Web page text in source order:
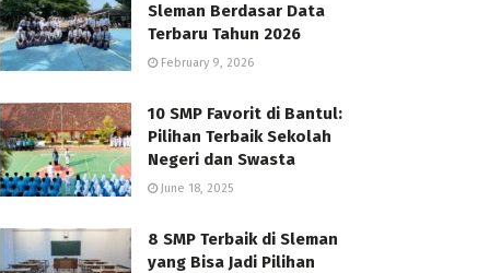
Sleman Berdasar Data
Terbaru Tahun 2026
February 9, 2026
10 SMP Favorit di Bantul:
Pilihan Terbaik Sekolah
Negeri dan Swasta
June 18, 2025
8 SMP Terbaik di Sleman
yang Bisa Jadi Pilihan